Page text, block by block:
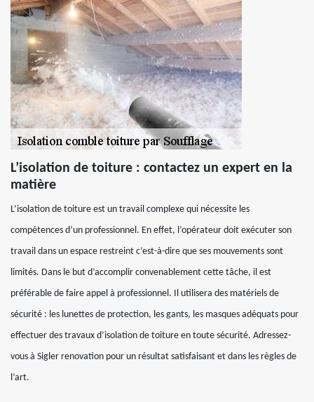
L’isolation de toiture : contactez un expert en la
matière
L’isolation de toiture est un travail complexe qui nécessite les
compétences d’un professionnel. En effet, l’opérateur doit exécuter son
travail dans un espace restreint c’est-à-dire que ses mouvements sont
limités. Dans le but d’accomplir convenablement cette tâche, il est
préférable de faire appel à professionnel. Il utilisera des matériels de
sécurité : les lunettes de protection, les gants, les masques adéquats pour
effectuer des travaux d’isolation de toiture en toute sécurité. Adressez-
vous à Sigler renovation pour un résultat satisfaisant et dans les règles de
l’art.